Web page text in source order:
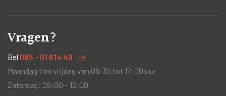
Vragen?
Bel 085 - 01 614 49
Maandag t/m vrijdag van 08:30 tot 17:00 uur
Zaterdag: 09:00 – 12:00